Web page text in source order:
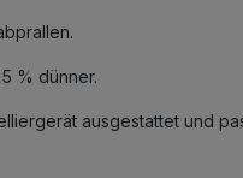
% dünner.
ausgestattet und